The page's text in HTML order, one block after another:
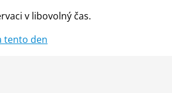
v libovolný čas.
tento den